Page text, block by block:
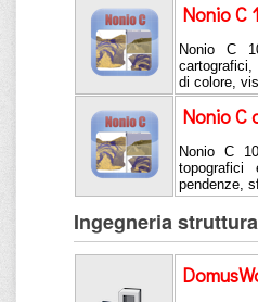
Nonio C
Nonio C
cartografici,
di colore,
Nonio C
Nonio C
pendenze,
Ingegneria